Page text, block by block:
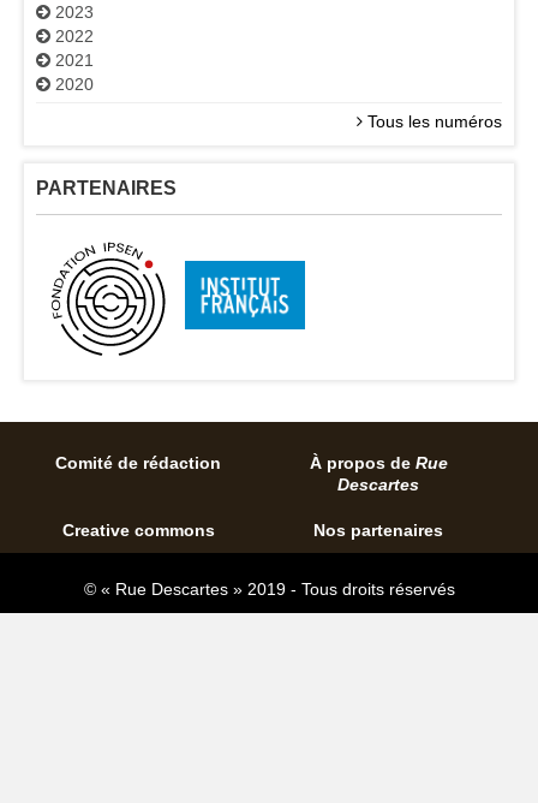
2023
2022
2021
2020
Tous les numéros
PARTENAIRES
Comité de rédaction À propos de Rue
Descartes
Creative commons Nos partenaires
© « Rue Descartes » 2019 - Tous droits réservés